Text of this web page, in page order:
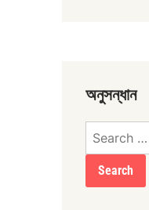
অনুসন্ধান
Search